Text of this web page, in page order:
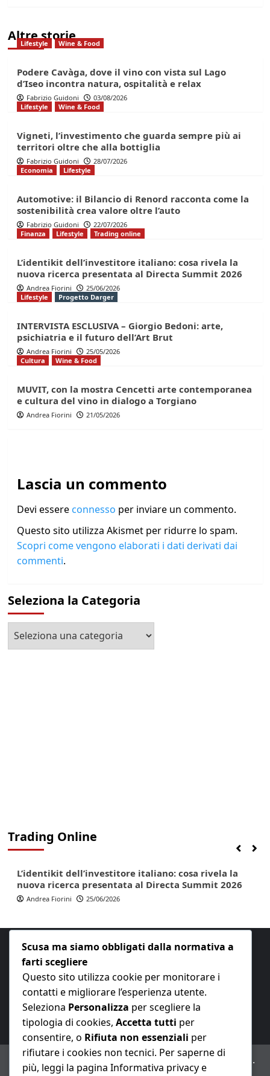
Altre storie
Lifestyle Wine & Food
Podere Cavàga, dove il vino con vista sul Lago
d’Iseo incontra natura, ospitalità e relax
Fabrizio Guidoni
03/08/2026
Lifestyle
Wine & Food
Vigneti, l’investimento che guarda sempre più ai
territori oltre che alla bottiglia
Fabrizio Guidoni
28/07/2026
Economia
Lifestyle
Automotive: il Bilancio di Renord racconta come la
sostenibilità crea valore oltre l’auto
Fabrizio Guidoni
22/07/2026
Finanza
Lifestyle Trading online
L’identikit dell’investitore italiano: cosa rivela la
nuova ricerca presentata al Directa Summit 2026
Andrea Fiorini
25/06/2026
Lifestyle
Progetto Darger
INTERVISTA ESCLUSIVA – Giorgio Bedoni: arte,
psichiatria e il futuro dell’Art Brut
Andrea Fiorini
25/05/2026
Cultura
Wine & Food
MUVIT, con la mostra Cencetti arte contemporanea
e cultura del vino in dialogo a Torgiano
Andrea Fiorini 21/05/2026
Lascia un commento
Devi essere connesso per inviare un commento.
Questo sito utilizza Akismet per ridurre lo spam.
Scopri come vengono elaborati i dati derivati dai
commenti.
Seleziona la Categoria
Seleziona
la
Trading Online
Finanza Lifestyle Trading online
L’identikit dell’investitore italiano: cosa rivela la
nuova ricerca presentata al Directa Summit 2026
Andrea Fiorini 25/06/2026
E-mail:redazione@nuovaeconomia.it
ANNO XXIII – Testata giornalistica reg. Trib. Milano n.
Scusa ma siamo obbligati dalla normativa a
farti scegliere
Questo sito utilizza cookie per monitorare i
contatti e migliorare l’esperienza utente.
Seleziona Personalizza per scegliere la
tipologia di cookies, Accetta tutti per
consentire, o Rifiuta non essenziali per
rifiutare i cookies non tecnici. Per saperne di
più, leggi la pagina Informativa privacy e